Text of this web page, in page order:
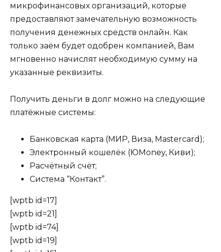
микрофинансовых организаций, которые
предоставляют замечательную возможность
получения денежных средств онлайн. Как
только заём будет одобрен компанией, Вам
мгновенно начислят необходимую сумму на
указанные реквизиты.
Получить деньги в долг можно на следующие
платёжные системы:
Банковская карта (МИР, Виза, Mastercard);
Электронный кошелёк (ЮMoney, Киви);
Расчётный счёт;
Система “Контакт”.
[wptb id=17]
[wptb id=21]
[wptb id=74]
[wptb id=19]